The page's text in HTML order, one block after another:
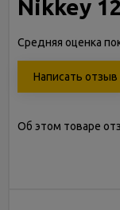
Nikkey
Средняя оценка
Написать отзыв
Об этом товаре